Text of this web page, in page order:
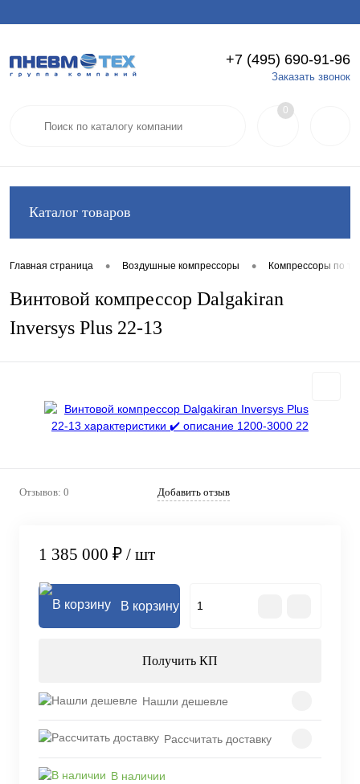
Вход Регистрация
+7 (495) 690-91-96
Заказать звонок
0
Каталог товаров
Главная страница • Воздушные компрессоры • Компрессоры по
Винтовой компрессор Dalgakiran
Inversys Plus 22-13
Отзывов: 0 Добавить отзыв
1 385 000 ₽ / шт
В корзину
Получить КП
Нашли дешевле
Рассчитать доставку
В наличии